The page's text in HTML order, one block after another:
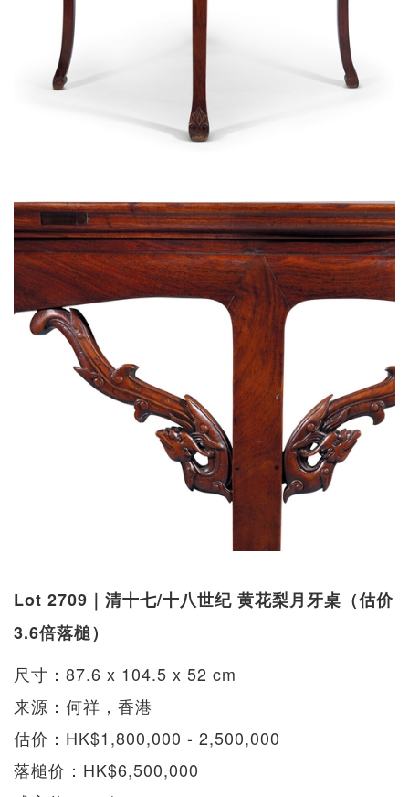
Lot 2709｜清十七/十八世纪 黄花梨月牙桌（估价
3.6倍落槌）
尺寸：87.6 x 104.5 x 52 cm
来源：何祥，香港
估价：HK$1,800,000 - 2,500,000
落槌价：HK$6,500,000